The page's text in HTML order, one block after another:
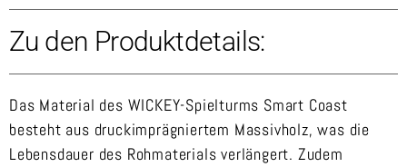
Zu den Produktdetails:
Das Material des WICKEY-Spielturms Smart Coast
besteht aus druckimprägniertem Massivholz, was die
Lebensdauer des Rohmaterials verlängert. Zudem